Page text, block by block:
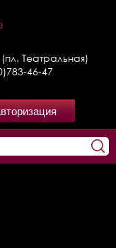
Театральная)
46-47